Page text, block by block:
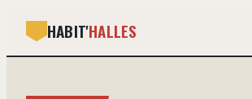
HABIT'HALLES